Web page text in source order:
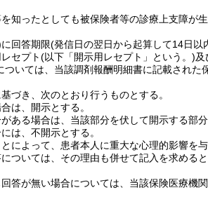
知ったとしても被保険者等の診療上支障が
に回答期限(発信日の翌日から起算して14日以
セプト(以下「開示用レセプト」という。)及
ついては、当該調剤報酬明細書に記載された
づき、次のとおり行うものとする。
は、開示とする。
ある場合は、当該部分を伏して開示する部分
は、不開示とする。
によって、患者本人に重大な心理的影響を
ついては、その理由も併せて記入を求める
答が無い場合については、当該保険医療機